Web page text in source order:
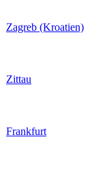
Zagreb (Kroatien)
Zittau
Frankfurt